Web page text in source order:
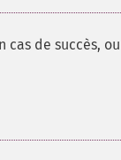
de succès, ou